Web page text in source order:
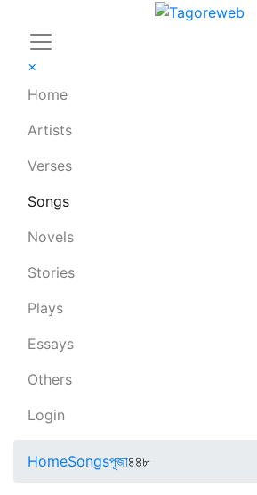
×
Home
Artists
Verses
Songs
Novels
Stories
Plays
Essays
Others
Login
HomeSongsপূজা৪৪৮